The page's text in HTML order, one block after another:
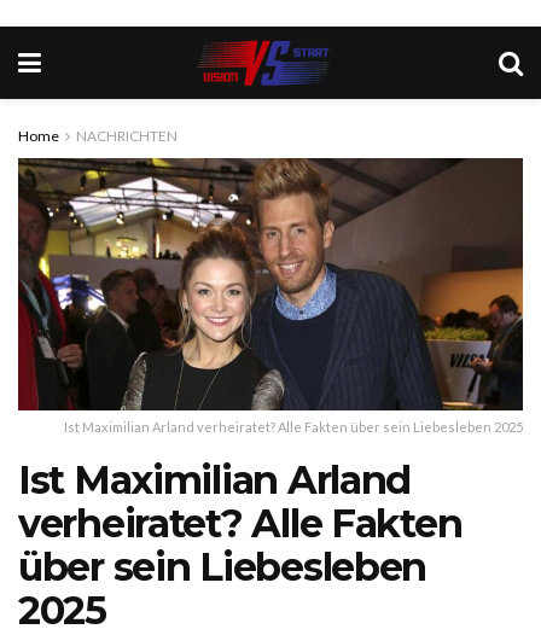
Home NACHRICHTEN
Ist Maximilian Arland verheiratet? Alle Fakten über sein Liebesleben 2025
Ist Maximilian Arland
verheiratet? Alle Fakten
über sein Liebesleben
2025